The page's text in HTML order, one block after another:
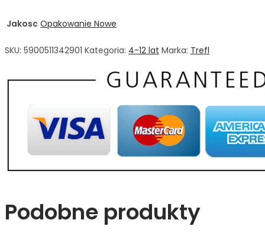
Jakosc Opakowanie Nowe
SKU: 5900511342901 Kategoria: 4-12 lat Marka: Trefl
Podobne produkty